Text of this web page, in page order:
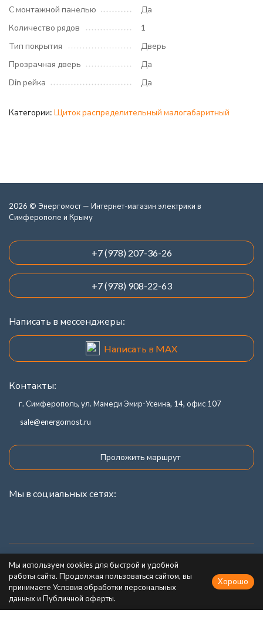
С монтажной панелью
Да
Количество рядов
1
Тип покрытия
Дверь
Прозрачная дверь
Да
Din рейка
Да
Категории: Щиток распределительный малогабаритный
2026 © Энергомост — Интернет-магазин электрики в
Симферополе и Крыму
+7 (978) 207-36-26
+7 (978) 908-22-63
Написать в мессенджеры:
Написать в MAX
Контакты:
г. Симферополь, ул. Мамеди Эмир-Усеина, 14, офис 107
sale@energomost.ru
Проложить маршрут
Мы в социальных сетях:
Каталог товаров
Информация
Мы используем cookies для быстрой и удобной
работы сайта. Продолжая пользоваться сайтом, вы
принимаете Условия обработки персональных
данных и Публичной оферты.
Хорошо